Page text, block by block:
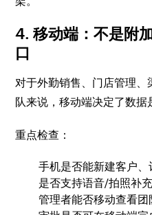
4. 移动端：不是附
口
对于外勤销售、门店管理
队来说，移动端决定了数据
重点检查：
手机是否能新建客户
是否支持语音/拍照补
管理者能否移动查看团